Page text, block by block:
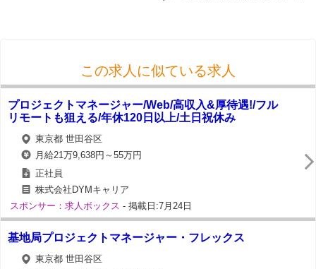
この求人に似ている求人
プロジェクトマネージャー/Web/高収入&厚待遇!/フル
リモートも狙える/年休120日以上/土日祝休み
東京都 世田谷区
月給21万9,638円～55万円
正社員
株式会社DYMキャリア
スポンサー：求人ボックス - 掲載日:7月24日
基地局プロジェクトマネージャー・フレックス
東京都 世田谷区